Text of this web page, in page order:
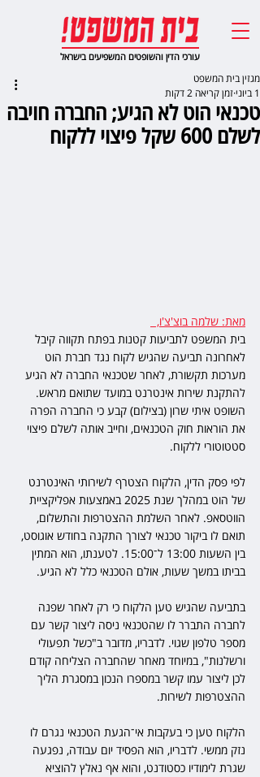
עורכי הדין והשופטים המשפיעים בישראל
טכנאי הוט לא הגיע; החברה חויבה
לשלם 600 שקל פיצוי ללקוח
מגזין בית המשפט
1 ביוני
זמן קריאה 2 דקות
מאת: שלמה בוצ'צ'ו,
בית המשפט לתביעות קטנות בפתח תקווה קיבל
לאחרונה תביעה שהגיש לקוח נגד חברת הוט
מערכות תקשורת, לאחר שטכנאי החברה לא הגיע
להתקנת שירות אינטרנט במועד שתואם מראש.
השופט איתי שרון (בצילום) קבע כי החברה הפרה
את הוראות חוק הטכנאים, וחייב אותה לשלם פיצוי
סטטוטורי ללקוח.
לפי פסק הדין, הלקוח הצטרף לשירותי האינטרנט
של הוט במהלך שנת 2025 באמצעות אפליקציית
הווטסאפ. לאחר השלמת ההצטרפות והתשלום,
תואם לו ביקור טכנאי לצורך התקנה בחודש אוגוסט,
בין השעות 13:00 ל־15:00. לטענתו, הוא המתין
בביתו במשך שעות, אולם הטכנאי כלל לא הגיע.
בתביעה שהגיש טען הלקוח כי רק לאחר שפנה
לחברה התברר לו שהטכנאי ניסה ליצור קשר עם
מספר טלפון שגוי. לדבריו, מדובר ב"כשל תפעולי
ורשלנות", במיוחד מאחר שהחברה הצליחה קודם
לכן ליצור עמו קשר במספרו הנכון במסגרת הליך
ההצטרפות לשירות.
הלקוח טען כי בעקבות אי־הגעת הטכנאי נגרם לו
נזק ממשי. לדבריו, הוא הפסיד יום עבודה, נפגעה
שגרת לימודיו כסטודנט, והוא אף נאלץ להוציא